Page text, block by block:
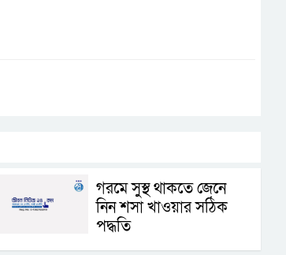
গরমে সুস্থ থাকতে জেনে
নিন শসা খাওয়ার সঠিক
পদ্ধতি